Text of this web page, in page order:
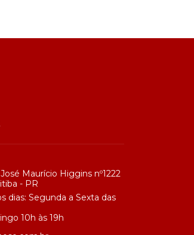
Maurício Higgins nº1222
- PR
dias: Segunda a Sexta das
10h às 19h